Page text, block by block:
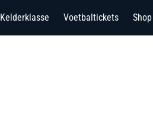
Kelderklasse Voetbaltickets Shop